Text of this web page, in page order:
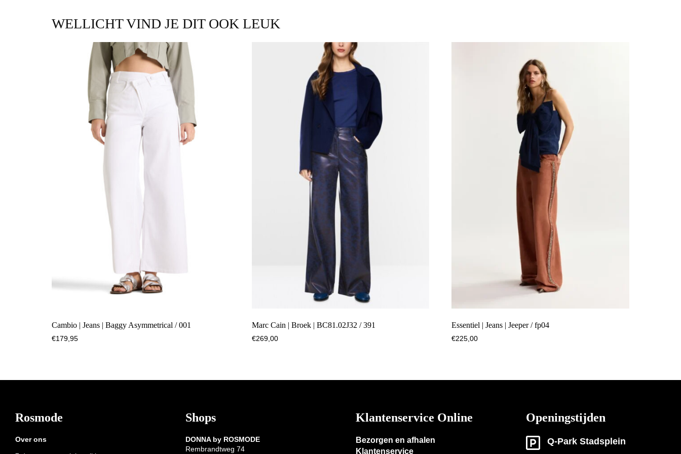
WELLICHT VIND JE DIT OOK LEUK
Cambio | Jeans | Baggy Asymmetrical / 001
€179,95
Marc Cain | Broek | BC81.02J32 / 391
€269,00
Essentiel | Jeans | Jeeper / fp04
€225,00
Footer
Rosmode
Over ons
Shops
DONNA by ROSMODE
Rembrandtweg 74
Klantenservice Online
Bezorgen en afhalen
Klantenservice
Openingstijden
Q-Park Stadsplein